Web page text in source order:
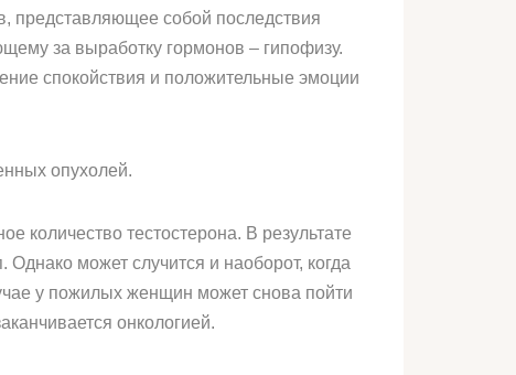
представляющее собой последствия
за выработку гормонов – гипофизу.
спокойствия и положительные эмоции
опухолей.
количество тестостерона. В результате
может случится и наоборот, когда
у пожилых женщин может снова пойти
онкологией.